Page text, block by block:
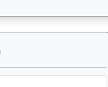
精益飛駒（L386）— 路